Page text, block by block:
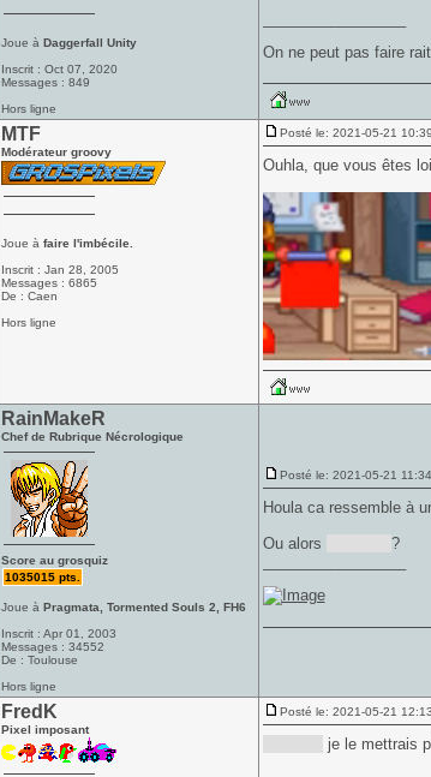
Joue à Daggerfall Unity
Inscrit : Oct 07, 2020
Messages : 849
Hors ligne
On ne peut pas faire
MTF
Modérateur groovy
Joue à faire l'imbécile.
Inscrit : Jan 28, 2005
Messages : 6865
De : Caen
Hors ligne
Posté le: 2021-05-21 10:39
Ouhla, que vous êtes
RainMakeR
Chef de Rubrique Nécrologique
Score au grosquiz
1035015 pts.
Joue à Pragmata, Tormented Souls 2, FH6
Inscrit : Apr 01, 2003
Messages : 34552
De : Toulouse
Hors ligne
Posté le: 2021-05-21 11:34
Houla ca ressemble à
Ou alors
?
FredK
Pixel imposant
Posté le: 2021-05-21
je le mettrais